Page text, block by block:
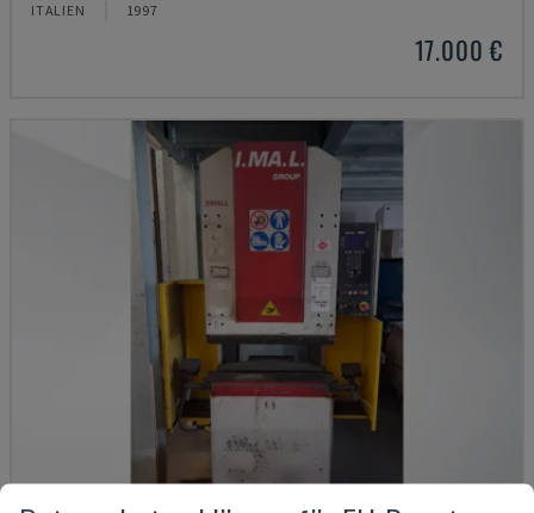
ITALIEN 1997
17.000 €